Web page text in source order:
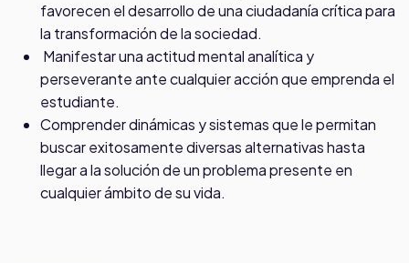
favorecen el desarrollo de una ciudadanía crítica para
la transformación de la sociedad.
Manifestar una actitud mental analítica y
perseverante ante cualquier acción que emprenda el
estudiante.
Comprender dinámicas y sistemas que le permitan
buscar exitosamente diversas alternativas hasta
llegar a la solución de un problema presente en
cualquier ámbito de su vida.